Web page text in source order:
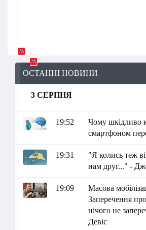
ОСТАННІ НОВИНИ
3 СЕРПНЯ
19:52
Чому шкідливо
смартфоном
19:31
"Я колись теж
нам друг..." -
19:09
Масова
Заперечення
нічого не
Девіс